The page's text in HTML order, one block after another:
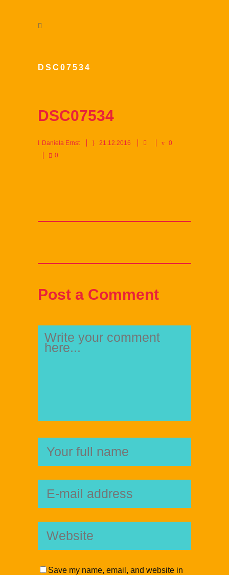
DSC07534
DSC07534
Daniela Ernst 21.12.2016
0
0
Post a Comment
Save my name, email, and website in